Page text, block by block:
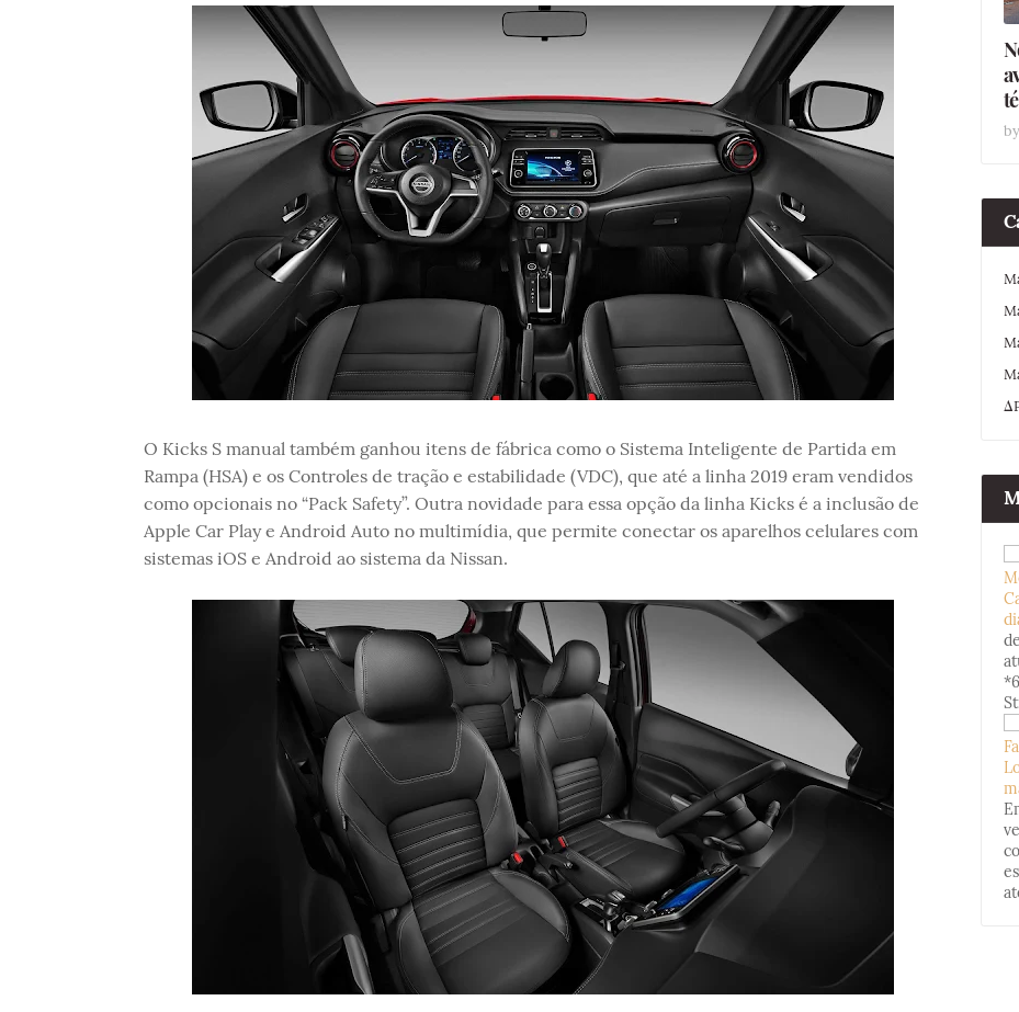
O Kicks S manual também ganhou itens de fábrica como o Sistema Inteligente de Partida em
Rampa (HSA) e os Controles de tração e estabilidade (VDC), que até a linha 2019 eram vendidos
como opcionais no “Pack Safety”. Outra novidade para essa opção da linha Kicks é a inclusão de
Apple Car Play e Android Auto no multimídia, que permite conectar os aparelhos celulares com
sistemas iOS e Android ao sistema da Nissan.
by